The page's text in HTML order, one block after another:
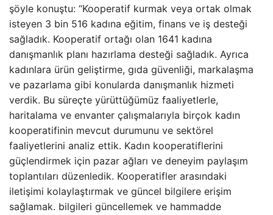
şöyle konuştu: “Kooperatif kurmak veya ortak olmak
isteyen 3 bin 516 kadına eğitim, finans ve iş desteği
sağladık. Kooperatif ortağı olan 1641 kadına
danışmanlık planı hazırlama desteği sağladık. Ayrıca
kadınlara ürün geliştirme, gıda güvenliği, markalaşma
ve pazarlama gibi konularda danışmanlık hizmeti
verdik. Bu süreçte yürüttüğümüz faaliyetlerle,
haritalama ve envanter çalışmalarıyla birçok kadın
kooperatifinin mevcut durumunu ve sektörel
faaliyetlerini analiz ettik. Kadın kooperatiflerini
güçlendirmek için pazar ağları ve deneyim paylaşım
toplantıları düzenledik. Kooperatifler arasındaki
iletişimi kolaylaştırmak ve güncel bilgilere erişim
sağlamak. bilgileri güncellemek ve hammadde